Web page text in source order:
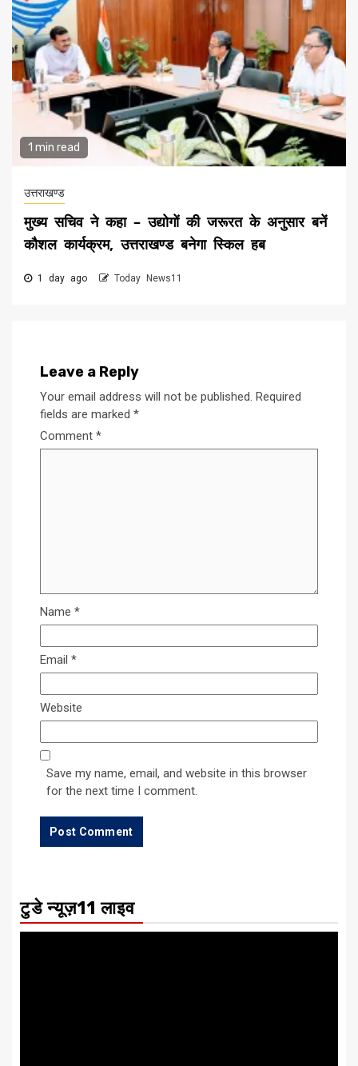
1 min read
उत्तराखण्ड
मुख्य सचिव ने कहा – उद्योगों की जरूरत के अनुसार बनें
कौशल कार्यक्रम, उत्तराखण्ड बनेगा स्किल हब
1 day ago Today News11
Leave a Reply
Your email address will not be published. Required
fields are marked *
Comment *
Name *
Email *
Website
Save my name, email, and website in this browser
for the next time I comment.
टुडे न्यूज़11 लाइव